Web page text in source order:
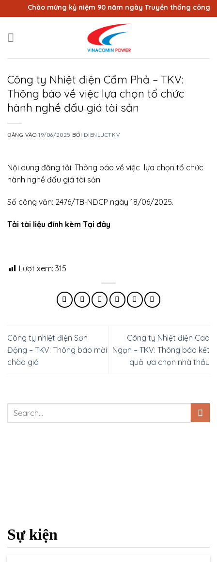
qua
dung
Chào mừng kỷ niệm 90 năm ngày Truyền thống công
Công ty Nhiệt điện Cẩm Phả – TKV:
Thông báo về việc lựa chọn tổ chức
hành nghề đấu giá tài sản
ĐĂNG VÀO19/06/2025 BỞI DIENLUCTKV
Nội dung đăng tải: Thông báo về việc lựa chọn tổ chức
hành nghề đấu giá tài sản
Số công văn: 2476/TB-NĐCP ngày 18/06/2025.
Tải tài liệu đính kèm Tại đây
Lượt xem: 315
Công ty nhiệt điện Sơn
Động – TKV: Thông báo mời
chào giá
Công ty Nhiệt điện Cao
Ngạn – TKV: Thông báo kết
quả lựa chọn nhà thầu
Sự kiện